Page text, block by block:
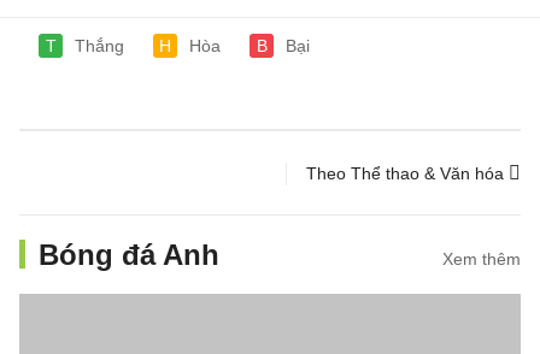
T Thắng H Hòa B Bại
Theo Thể thao & Văn hóa
Bóng đá Anh Xem thêm